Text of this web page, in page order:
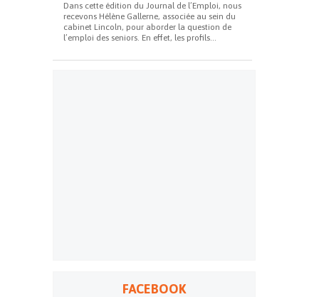
Dans cette édition du Journal de l’Emploi, nous
recevons Hélène Gallerne, associée au sein du
cabinet Lincoln, pour aborder la question de
l’emploi des seniors. En effet, les profils...
FACEBOOK